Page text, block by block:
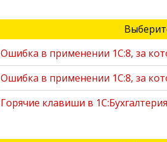
Ошибка в применении 1С:8, за
Ошибка в применении 1С:8, за
Горячие клавиши в